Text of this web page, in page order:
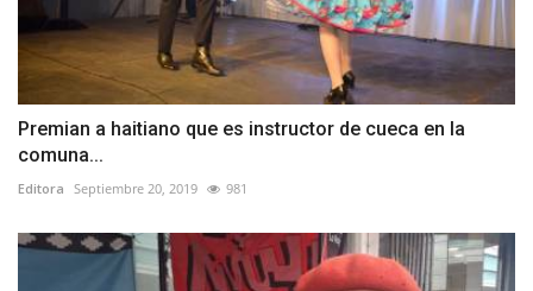
Premian a haitiano que es instructor de cueca en la
comuna...
Editora Septiembre 20, 2019 981